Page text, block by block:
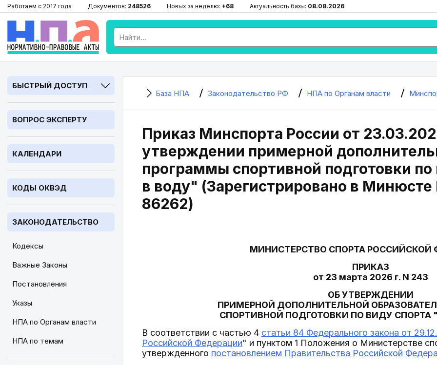
Работаем с 2017 года Документов: 248526 Новых за неделю: +68 Актуальность базы: 08.08.2026
БЫСТРЫЙ ДОСТУП
ВОПРОС ЭКСПЕРТУ
КАЛЕНДАРИ
КОДЫ ОКВЭД
ЗАКОНОДАТЕЛЬСТВО
Кодексы
Важные Законы
Постановления
Указы
НПА по Органам власти
НПА по темам
База НПА Законодательство РФ НПА по Органам власти
Приказ Минспорта России от
утверждении примерной
программы спортивной подготовки
в воду" (Зарегистрировано в
86262)
МИНИСТЕРСТВО СПОРТА РОССИЙСКОЙ
ПРИКАЗ
от 23 марта 2026 г. N 243
ОБ УТВЕРЖДЕНИИ
ПРИМЕРНОЙ ДОПОЛНИТЕЛЬНОЙ
СПОРТИВНОЙ ПОДГОТОВКИ ПО ВИДУ
В соответствии с частью 4 статьи 84 Федерального закона от
Российской Федерации" и пунктом 1 Положения о Министерстве
утвержденного постановлением Правительства Российской